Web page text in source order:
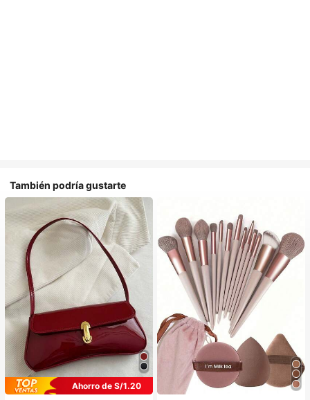
También podría gustarte
Ahorro de S/1.20